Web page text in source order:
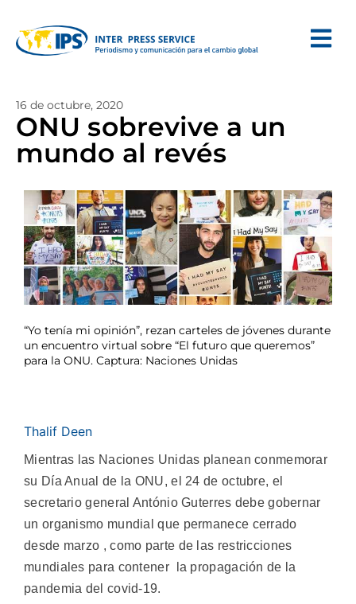
16 de octubre, 2020
ONU sobrevive a un
mundo al revés
“Yo tenía mi opinión”, rezan carteles de jóvenes durante
un encuentro virtual sobre “El futuro que queremos”
para la ONU. Captura: Naciones Unidas
Thalif Deen
Mientras las Naciones Unidas planean conmemorar
su Día Anual de la ONU, el 24 de octubre, el
secretario general António Guterres debe gobernar
un organismo mundial que permanece cerrado
desde marzo , como parte de las restricciones
mundiales para contener la propagación de la
pandemia del covid-19.